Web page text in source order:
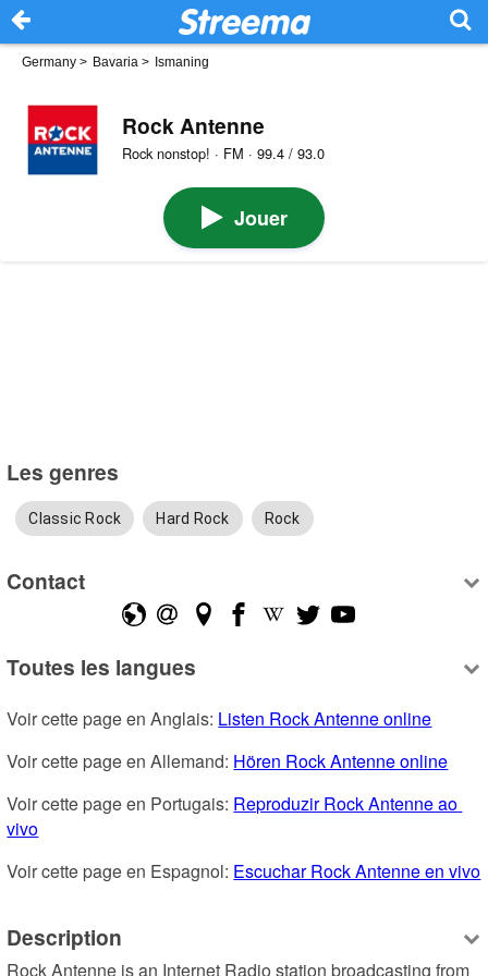
Germany > Bavaria > Ismaning
Rock Antenne
Rock nonstop! · FM · 99.4 / 93.0
Jouer
Les genres
Classic Rock Hard Rock Rock
Contact
Toutes les langues
Voir cette page en Anglais: Listen Rock Antenne online
Voir cette page en Allemand: Hören Rock Antenne online
Voir cette page en Portugais: Reproduzir Rock Antenne ao
vivo
Voir cette page en Espagnol: Escuchar Rock Antenne en vivo
Description
Rock Antenne is an Internet Radio station broadcasting from